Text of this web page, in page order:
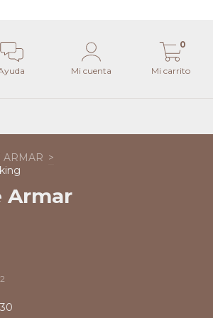
Mi cuenta Mi carrito
0
ARMAR >
Armar